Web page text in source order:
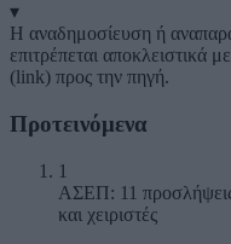
▾
Η αναδημοσίευση ή
επιτρέπεται αποκλειστικά
(link) προς την πηγή.
Προτεινόμενα
1
ΑΣΕΠ: 11 προσλήψεις
και χειριστές